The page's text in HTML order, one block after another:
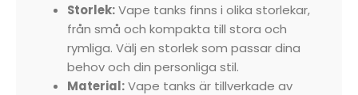
Storlek:Vape tanks finns i olika storlekar,
från små och kompakta till stora och
rymliga. Välj en storlek som passar dina
behov och din personliga stil.
Material:Vape tanks är tillverkade av